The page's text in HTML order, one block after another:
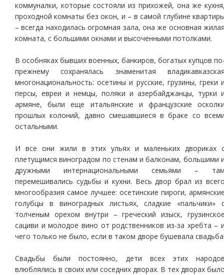
коммуналки, которые состояли из прихожей, она же
проходной комнаты без окон, и – в самой глубине
– всегда находилась огромная зала, она же основная
комната, с большими окнами и высоченными потолками.
В особняках бывших военных, банкиров, богатых купцов
прежнему сохранялась знаменитая
многонациональность: осетины и русские, грузины, греки
персы, евреи и немцы, поляки и азербайджанцы, турки
армяне, были еще итальянские и французские
прошлых колоний, давно смешавшиеся в браке со
остальными.
И все они жили в этих ульях и маленьких двориках
плетущимся виноградом по стенам и балконам, большими
дружными интернациональными семьями –
перемешивались судьбы и кухни. Весь двор брал из
многообразия самое лучшее: осетинские пироги,
голубцы в виноградных листьях, сладкие «пальчики»
толченым орехом внутри – греческий изыск,
сациви и молодое вино от родственников из-за хребта –
чего только не было, если в таком дворе бушевала
Свадьбы были постоянно, дети всех этих
влюблялись в своих или соседних дворах. В тех дворах